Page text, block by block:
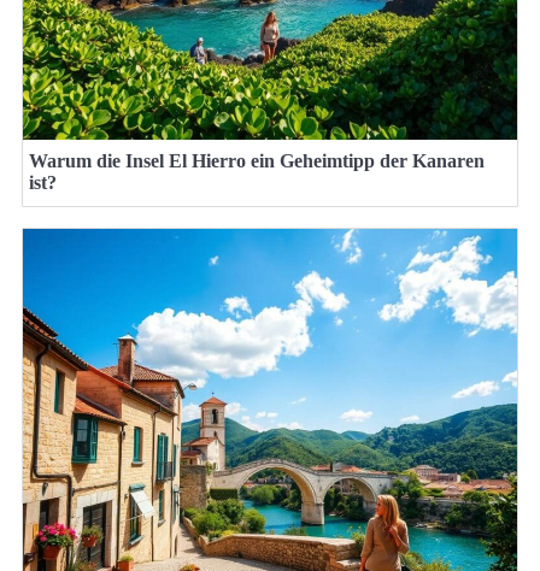
Warum die Insel El Hierro ein Geheimtipp der Kanaren
ist?